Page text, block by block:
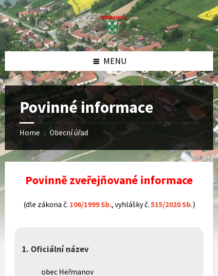
Skip
to
content
Skip
to
left
sidebar
Skip
to
right
sidebar
Skip
to
footer
MENU
Povinné informace
Home / Obecní úřad
Povinně zveřejňované informace
(dle zákona č. 106/1999 Sb., vyhlášky č. 515/2020 Sb.)
1. Oficiální název
obec Heřmanov